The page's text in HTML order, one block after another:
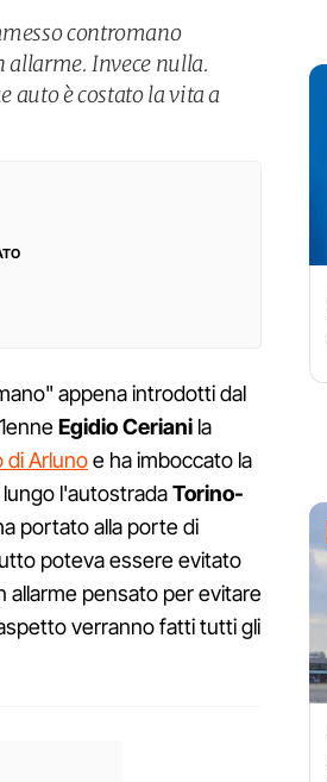
contromano
allarme. Invece nulla.
è costato la vita a
appena introdotti dal
Egidio Ceriani la
di Arlunoe ha imboccato la
l'autostradaTorino-
portato alla porte di
poteva essere evitato
pensato per evitare
verranno fatti tutti gli